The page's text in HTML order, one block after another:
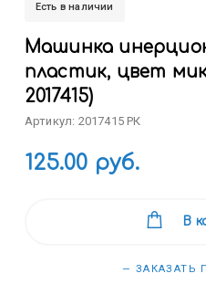
Есть в наличии
Машинка
пластик, цвет
2017415)
Артикул: 2017415 РК
125.00 руб.
В
— ЗАКАЗАТЬ